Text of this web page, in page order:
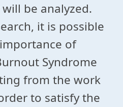
be analyzed.
it is possible
of
Syndrome
from the work
to satisfy the